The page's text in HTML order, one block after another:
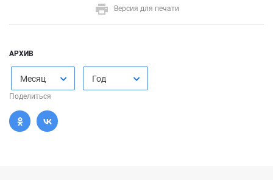
Версия для печати
АРХИВ
Месяц Год
Поделиться